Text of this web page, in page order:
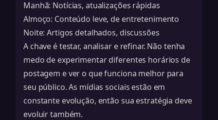
Manhã: Notícias, atualizações rápidas
Almoço: Conteúdo leve, de entretenimento
Noite: Artigos detalhados, discussões
A chave é testar, analisar e refinar. Não tenha
medo de experimentar diferentes horários de
postagem e ver o que funciona melhor para
seu público. As mídias sociais estão em
constante evolução, então sua estratégia deve
evoluir também.